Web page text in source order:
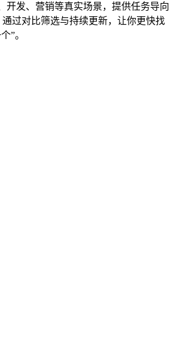
开发、营销等真实场景，提供任务导向
过对比筛选与持续更新，让你更快找
”。